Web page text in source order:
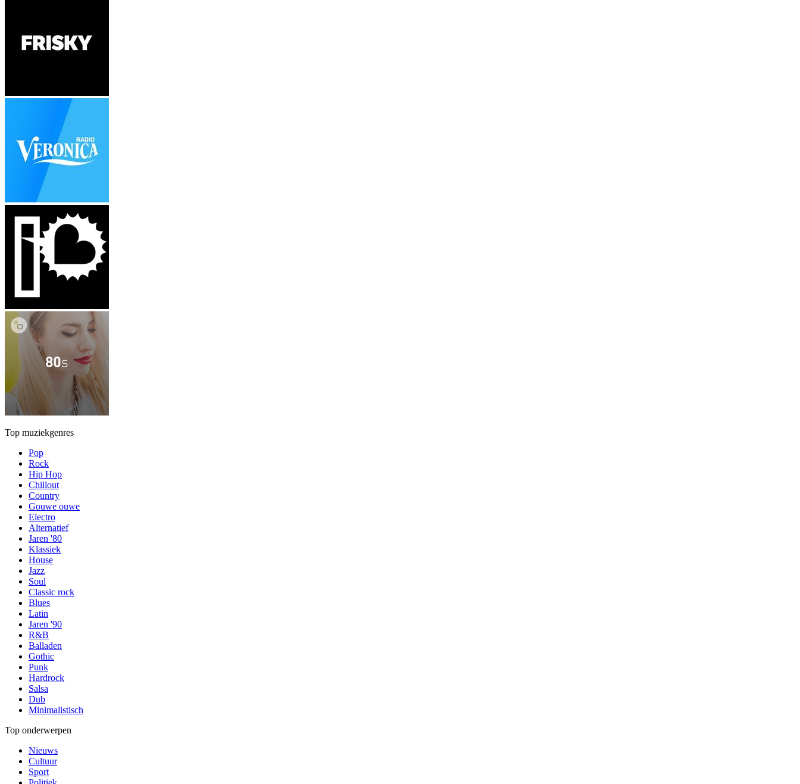
Top muziekgenres
Pop
Rock
Hip Hop
Chillout
Country
Gouwe ouwe
Electro
Alternatief
Jaren '80
Klassiek
House
Jazz
Soul
Classic rock
Blues
Latin
Jaren '90
R&B
Balladen
Gothic
Punk
Hardrock
Salsa
Dub
Minimalistisch
Top onderwerpen
Nieuws
Cultuur
Sport